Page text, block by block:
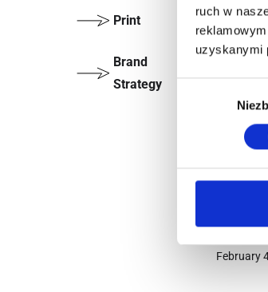
ruch w
uzyskanymi
Print
Brand
Strategy
How
And a
few
my
February